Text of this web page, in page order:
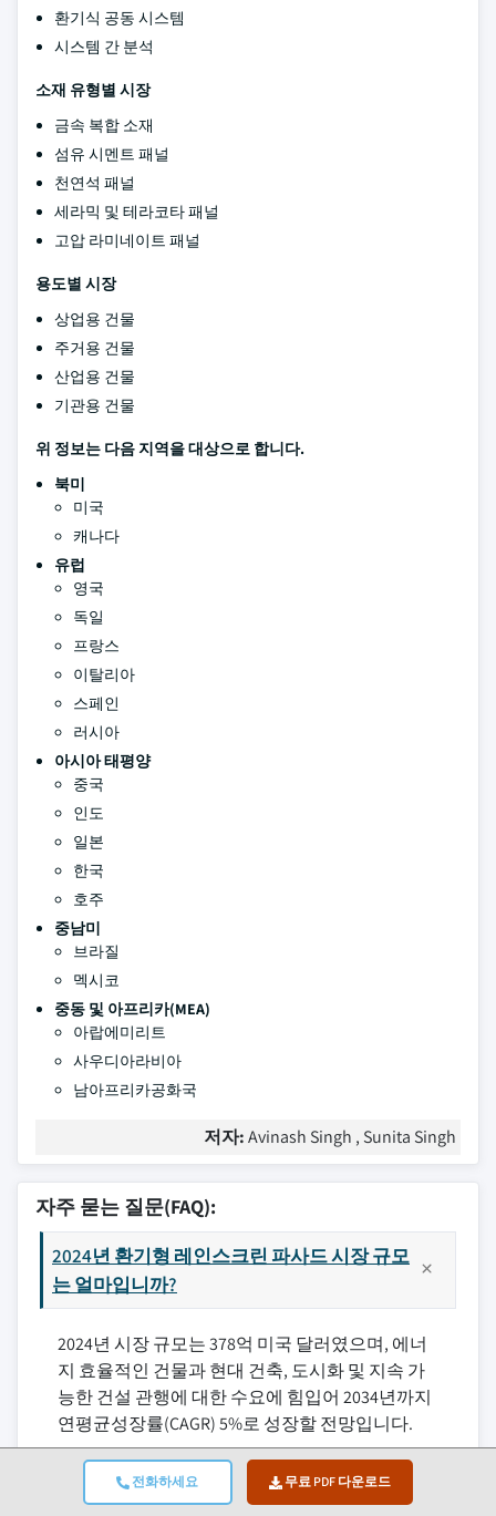
전화하세요 무료 PDF 다운로드
환기식 공동 시스템
시스템 간 분석
소재 유형별 시장
금속 복합 소재
섬유 시멘트 패널
천연석 패널
세라믹 및 테라코타 패널
고압 라미네이트 패널
용도별 시장
상업용 건물
주거용 건물
산업용 건물
기관용 건물
위 정보는 다음 지역을 대상으로 합니다.
북미
미국
캐나다
유럽
영국
독일
프랑스
이탈리아
스페인
러시아
아시아 태평양
중국
인도
일본
한국
호주
중남미
브라질
멕시코
중동 및 아프리카(MEA)
아랍에미리트
사우디아라비아
남아프리카공화국
저자:Avinash Singh , Sunita Singh
자주 묻는 질문(FAQ):
2024년 환기형 레인스크린 파사드 시장 규모
는 얼마입니까?
2024년 시장 규모는 378억 미국 달러였으며, 에너
지 효율적인 건물과 현대 건축, 도시화 및 지속 가
능한 건설 관행에 대한 수요에 힘입어 2034년까지
연평균성장률(CAGR) 5%로 성장할 전망입니다.
2034년 환기식 레인스크린 파사드 시장의 예